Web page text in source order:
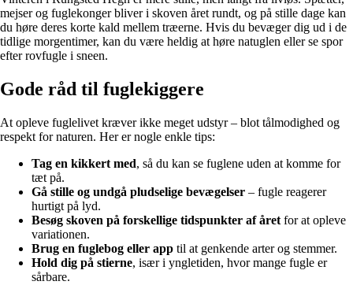
mejser og fuglekonger bliver i skoven året rundt, og på stille dage kan
du høre deres korte kald mellem træerne. Hvis du bevæger dig ud i de
tidlige morgentimer, kan du være heldig at høre natuglen eller se spor
efter rovfugle i sneen.
Gode råd til fuglekiggere
At opleve fuglelivet kræver ikke meget udstyr – blot tålmodighed og
respekt for naturen. Her er nogle enkle tips:
Tag en kikkert med, så du kan se fuglene uden at komme for
tæt på.
Gå stille og undgå pludselige bevægelser – fugle reagerer
hurtigt på lyd.
Besøg skoven på forskellige tidspunkter af året for at opleve
variationen.
Brug en fuglebog eller app til at genkende arter og stemmer.
Hold dig på stierne, især i yngletiden, hvor mange fugle er
sårbare.